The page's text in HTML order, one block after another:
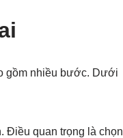
gồm nhiều bước. Dưới
Điều quan trọng là chọn